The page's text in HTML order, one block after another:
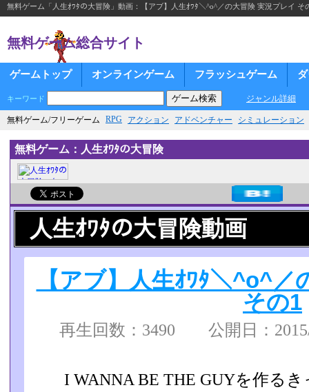
無料ゲーム「人生ｵﾜﾀの大冒険」動画：【アブ】人生ｵﾜﾀ＼^o^／の大冒険 実況プレイ そ
無料ゲーム総合サイト
ゲームトップ オンラインゲーム フラッシュゲーム
キーワード ジャンル詳細
無料ゲーム/フリーゲーム RPG アクション アドベンチャー シミュレーション
無料ゲーム：人生ｵﾜﾀの大冒険
人生ｵﾜﾀの大冒険動画
【アブ】人生ｵﾜﾀ＼^o^
その1
再生回数：3490 公開日：
I WANNA BE THE GUYを作る